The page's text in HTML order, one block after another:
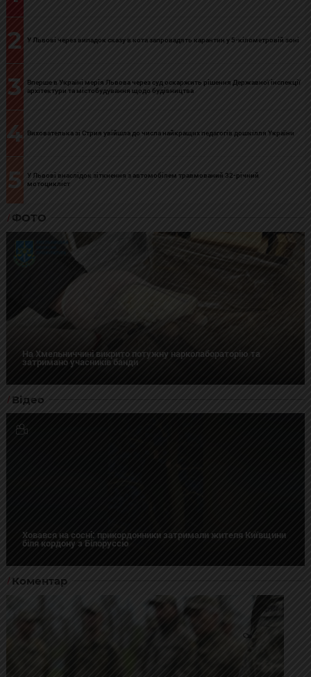
2
У Львові через випадок сказу в кота запровадять карантин у 5-кілометровій зоні
3
Вперше в Україні мерія Львова через суд оскаржить рішення Державної інспекції
архітектури та містобудування щодо будівництва
4 Вихователька зі Стрия увійшла до числа найкращих педагогів дошкілля України
5
У Львові внаслідок зіткнення з автомобілем травмований 32-річний
мотоцикліст
ФОТО
На Хмельниччині викрито потужну нарколабораторію та
затримано учасників банди
Відео
Ховався на сосні: прикордонники затримали жителя Київщини
біля кордону з Білоруссю
Коментар